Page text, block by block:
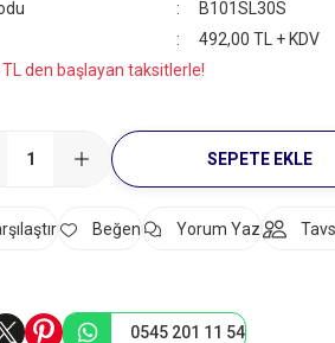
B101SL30S
492,00 TL + KDV
den başlayan taksitlerle!
SEPETE EKLE
Yorum Yaz
0545 201 11 54